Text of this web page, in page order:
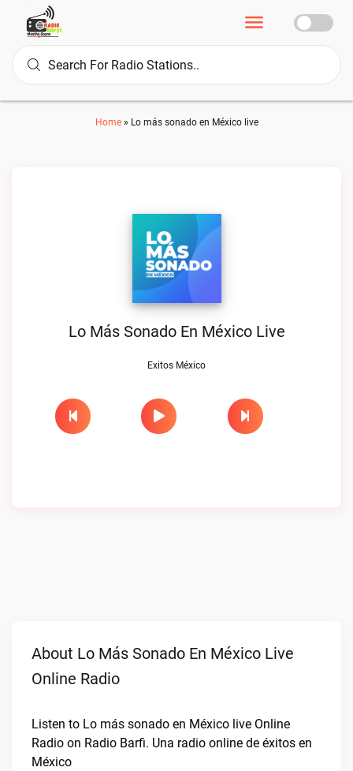
Home» Lo más sonado en México live
Lo Más Sonado En México Live
Exitos México
About Lo Más Sonado En México Live
Online Radio
Listen to Lo más sonado en México live Online
Radio on Radio Barfi. Una radio online de éxitos en
México